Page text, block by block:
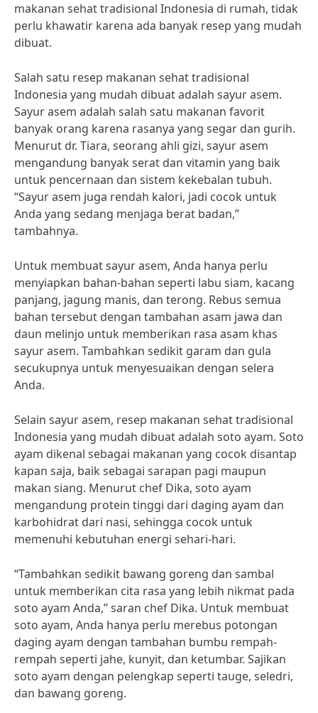
makanan sehat tradisional Indonesia di rumah, tidak
perlu khawatir karena ada banyak resep yang mudah
dibuat.
Salah satu resep makanan sehat tradisional
Indonesia yang mudah dibuat adalah sayur asem.
Sayur asem adalah salah satu makanan favorit
banyak orang karena rasanya yang segar dan gurih.
Menurut dr. Tiara, seorang ahli gizi, sayur asem
mengandung banyak serat dan vitamin yang baik
untuk pencernaan dan sistem kekebalan tubuh.
“Sayur asem juga rendah kalori, jadi cocok untuk
Anda yang sedang menjaga berat badan,”
tambahnya.
Untuk membuat sayur asem, Anda hanya perlu
menyiapkan bahan-bahan seperti labu siam, kacang
panjang, jagung manis, dan terong. Rebus semua
bahan tersebut dengan tambahan asam jawa dan
daun melinjo untuk memberikan rasa asam khas
sayur asem. Tambahkan sedikit garam dan gula
secukupnya untuk menyesuaikan dengan selera
Anda.
Selain sayur asem, resep makanan sehat tradisional
Indonesia yang mudah dibuat adalah soto ayam. Soto
ayam dikenal sebagai makanan yang cocok disantap
kapan saja, baik sebagai sarapan pagi maupun
makan siang. Menurut chef Dika, soto ayam
mengandung protein tinggi dari daging ayam dan
karbohidrat dari nasi, sehingga cocok untuk
memenuhi kebutuhan energi sehari-hari.
“Tambahkan sedikit bawang goreng dan sambal
untuk memberikan cita rasa yang lebih nikmat pada
soto ayam Anda,” saran chef Dika. Untuk membuat
soto ayam, Anda hanya perlu merebus potongan
daging ayam dengan tambahan bumbu rempah-
rempah seperti jahe, kunyit, dan ketumbar. Sajikan
soto ayam dengan pelengkap seperti tauge, seledri,
dan bawang goreng.